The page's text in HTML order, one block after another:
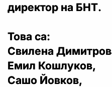
директор на БНТ.
Това са:
Свилена
Емил Кошлуков,
Сашо Йовков,